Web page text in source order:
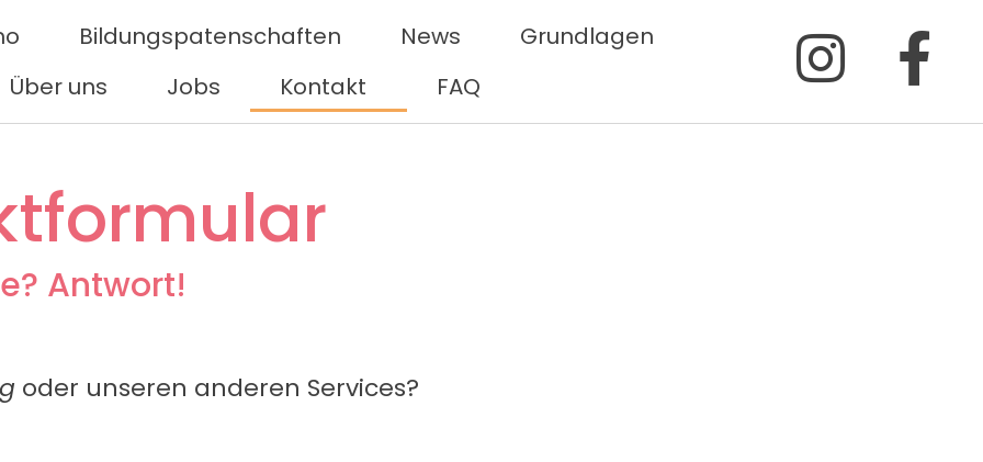
Bildungspatenschaften News
Grundlagen
Über uns
Jobs Kontakt FAQ
Antwort!
oder unseren anderen Services?